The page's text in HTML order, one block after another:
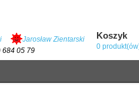
Jarosław Zientarski
684 05 79
Koszyk
0